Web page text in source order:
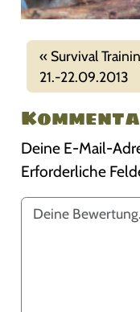
Survival
21.-22.09.2013
Deine E-Mail-
Erforderliche